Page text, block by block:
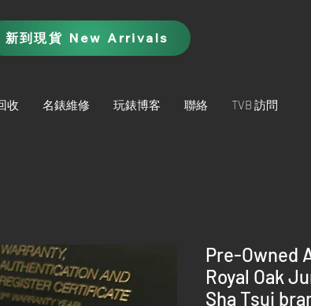
新到現貨 New Arrivals
收 名錶維修 玩錶博客 聯絡 TVB 訪問
Pre-Owned
Royal Oak
Sha Tsui